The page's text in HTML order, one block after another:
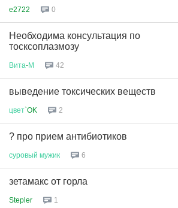
e2722 0
Необходима консультация по
тосксоплазмозу
Вита-М 42
выведение токсических веществ
цвет`OK 2
? про прием антибиотиков
суровый мужик 6
зетамакс от горла
Stepler 1